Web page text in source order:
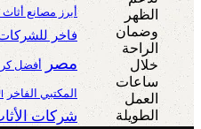
أبرز مصانع
فاخر
مصر
أفضل
المكتبي الفاخر
شركات